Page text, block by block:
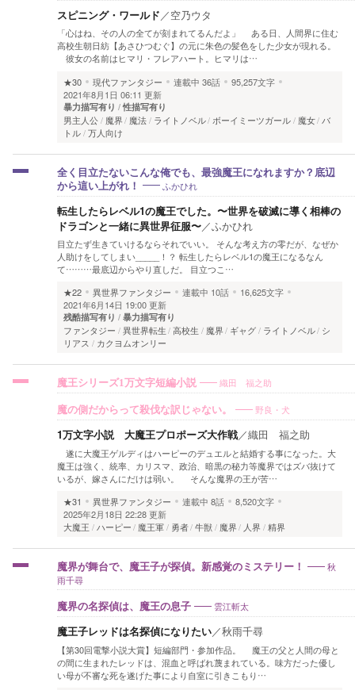
スピニング・ワールド ／空乃ウタ
「心はね、その人の全てが刻まれてるんだよ」 ある日、人間界に住む
高校生朝日紡【あさひつむぐ】の元に朱色の髪色をした少女が現れる。
彼女の名前はヒマリ・フレアハート。ヒマリは…
★30
現代ファンタジー 連載中 36話
95,257文字
2021年8月1日 06:11 更新
暴力描写有り 性描写有り
男主人公 魔界 魔法 ライトノベル ボーイミーツガール 魔女 バ
トル 万人向け
全く目立たないこんな俺でも、最強魔王になれますか？底辺
から這い上がれ！
ふかひれ
転生したらレベル1の魔王でした。〜世界を破滅に導く相棒の
ドラゴンと一緒に異世界征服〜／ふかひれ
目立たず生きていけるならそれでいい。 そんな考え方の零だが、なぜか
人助けをしてしまい_____！？ 転生したらレベル1の魔王になるなん
て………最底辺からやり直しだ。 目立つこ…
★22
異世界ファンタジー 連載中 10話
16,625文字
2021年6月14日 19:00 更新
残酷描写有り 暴力描写有り
ファンタジー 異世界転生 高校生 魔界 ギャグ ライトノベル シ
リアス
カクヨムオンリー
魔王シリーズ1万文字短編小説 織田 福之助
魔の側だからって殺伐な訳じゃない。 野良・犬
1万文字小説 大魔王プロポーズ大作戦／織田 福之助
遂に大魔王ゲルディはハーピーのデュエルと結婚する事になった。大
魔王は強く、統率、カリスマ、政治、暗黒の秘力等魔界ではズバ抜けて
いるが、嫁さんにだけは弱い。 そんな魔界の王が苦…
★31
異世界ファンタジー 連載中 8話
8,520文字
2025年2月18日 22:28 更新
大魔王
ハーピー 魔王軍 勇者 牛獣 魔界 人界 精界
魔界が舞台で、魔王子が探偵。新感覚のミステリー！
秋
雨千尋
魔界の名探偵は、魔王の息子 雲江斬太
魔王子レッドは名探偵になりたい／秋雨千尋
【第30回電撃小説大賞】短編部門・参加作品。 魔王の父と人間の母と
の間に生まれたレッドは、混血と呼ばれ蔑まれている。味方だった優し
い母が不審な死を遂げた事により自室に引きこもり…